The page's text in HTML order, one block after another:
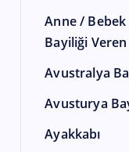
Anne /
Bayiliği
Avustralya
Avusturya
Ayakkabı